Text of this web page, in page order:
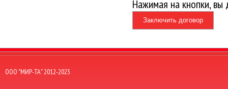
Нажимая на кнопки,
Заключить договор
OOO "МИР-ТА" 2012-2023